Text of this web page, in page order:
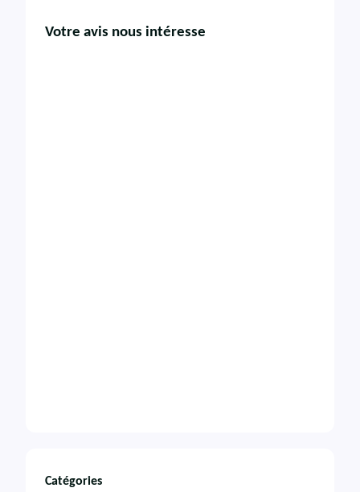
Votre avis nous intéresse
Catégories